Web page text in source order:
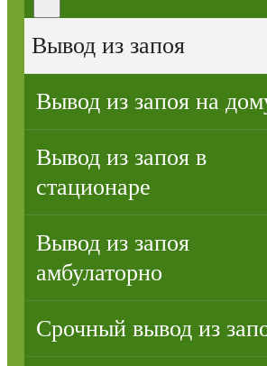
Вывод из запоя
Вывод из запоя на
Вывод из запоя в
стационаре
Вывод из запоя
амбулаторно
Срочный вывод из